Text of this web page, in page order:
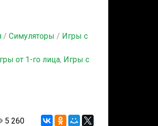
/Симуляторы / Игры с
от 1-го лица, Игры с
5 260